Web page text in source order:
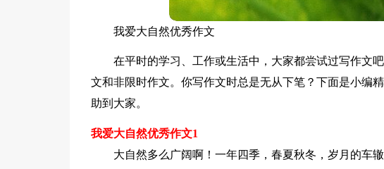
我爱大自然优秀作文
在平时的学习、工作或生活中，大家都尝试过写作文
文和非限时作文。你写作文时总是无从下笔？下面是小编
助到大家。
我爱大自然优秀作文1
大自然多么广阔啊！一年四季，春夏秋冬，岁月的车